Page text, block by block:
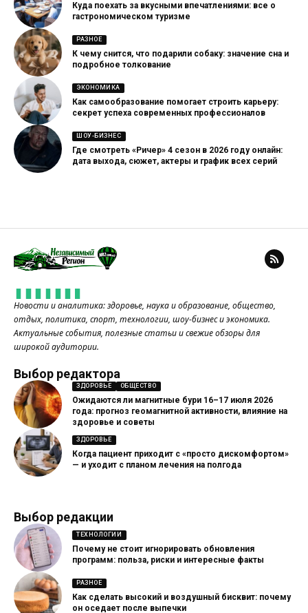
Куда поехать за вкусными впечатлениями: все о
гастрономическом туризме
РАЗНОЕ
К чему снится, что подарили собаку: значение сна и
подробное толкование
ЭКОНОМИКА
Как самообразование помогает строить карьеру:
секрет успеха современных профессионалов
ШОУ-БИЗНЕС
Где смотреть «Ричер» 4 сезон в 2026 году онлайн:
дата выхода, сюжет, актеры и график всех серий
Новости и аналитика: здоровье, наука и образование, общество,
отдых, политика, спорт, технологии, шоу-бизнес и экономика.
Актуальные события, полезные статьи и свежие обзоры для
широкой аудитории.
Выбор редактора
ЗДОРОВЬЕ ОБЩЕСТВО
Ожидаются ли магнитные бури 16–17 июля 2026
года: прогноз геомагнитной активности, влияние на
здоровье и советы
ЗДОРОВЬЕ
Когда пациент приходит с «просто дискомфортом»
— и уходит с планом лечения на полгода
Выбор редакции
ТЕХНОЛОГИИ
Почему не стоит игнорировать обновления
программ: польза, риски и интересные факты
РАЗНОЕ
Как сделать высокий и воздушный бисквит: почему
он оседает после выпечки